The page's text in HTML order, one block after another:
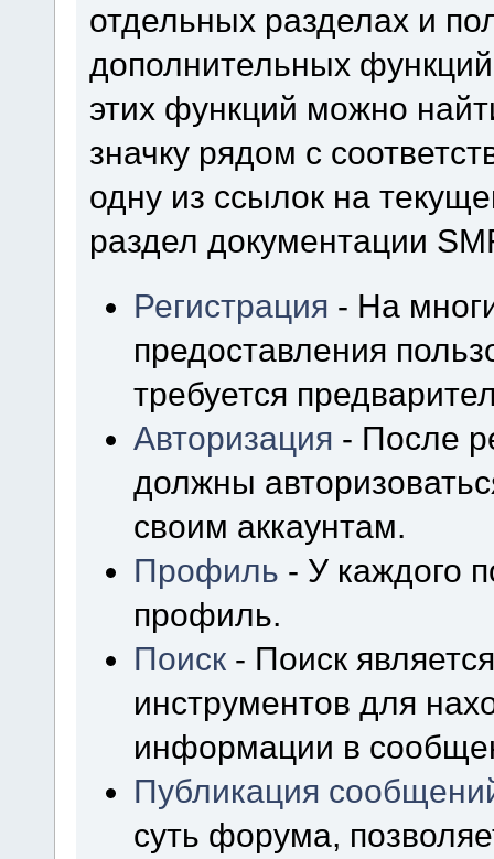
отдельных разделах и
дополнительных
этих функций можно
значку рядом с
одну из ссылок на
раздел документации
Регистрация - На
предоставления
требуется
Авторизация - После
должны
своим аккаунтам.
Профиль - У каждого
профиль.
Поиск - Поиск
инструментов для
информации в
Публикация
суть форума,